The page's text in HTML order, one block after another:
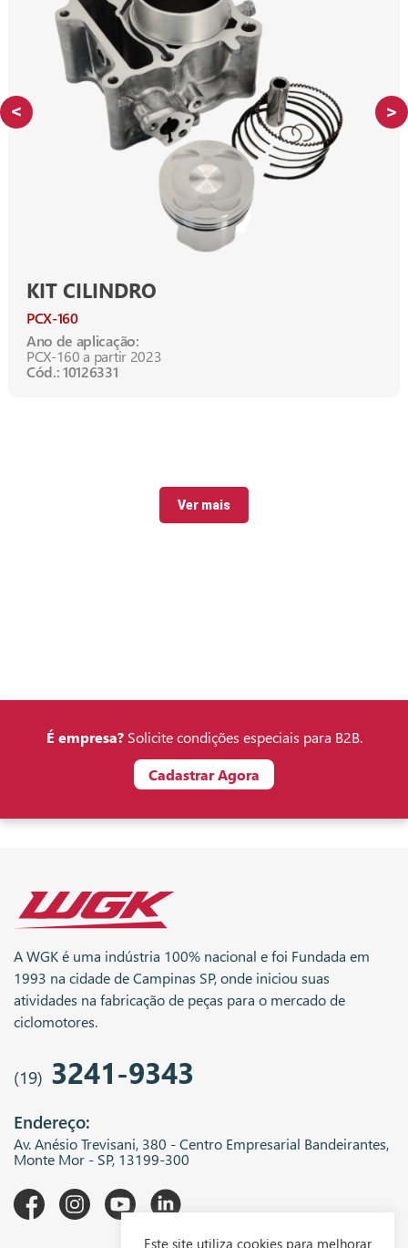
KIT CILINDRO
PCX-160
Ano de aplicação:
PCX-160 a partir 2023
Cód.: 10126331
Ver mais
É empresa?Solicite condições especiais para B2B.
Cadastrar Agora
A WGK é uma indústria 100% nacional e foi Fundada em
1993 na cidade de Campinas SP, onde iniciou suas
atividades na fabricação de peças para o mercado de
ciclomotores.
(19) 3241-9343
Endereço:
Av. Anésio Trevisani, 380 - Centro Empresarial Bandeirantes,
Monte Mor - SP, 13199-300
Este site utiliza cookies para melhorar